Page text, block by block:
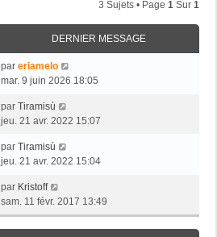
3 Sujets • Page 1 Sur 1
DERNIER MESSAGE
par eriamelo
mar. 9 juin 2026 18:05
par Tiramisù
jeu. 21 avr. 2022 15:07
par Tiramisù
jeu. 21 avr. 2022 15:04
par Kristoff
sam. 11 févr. 2017 13:49